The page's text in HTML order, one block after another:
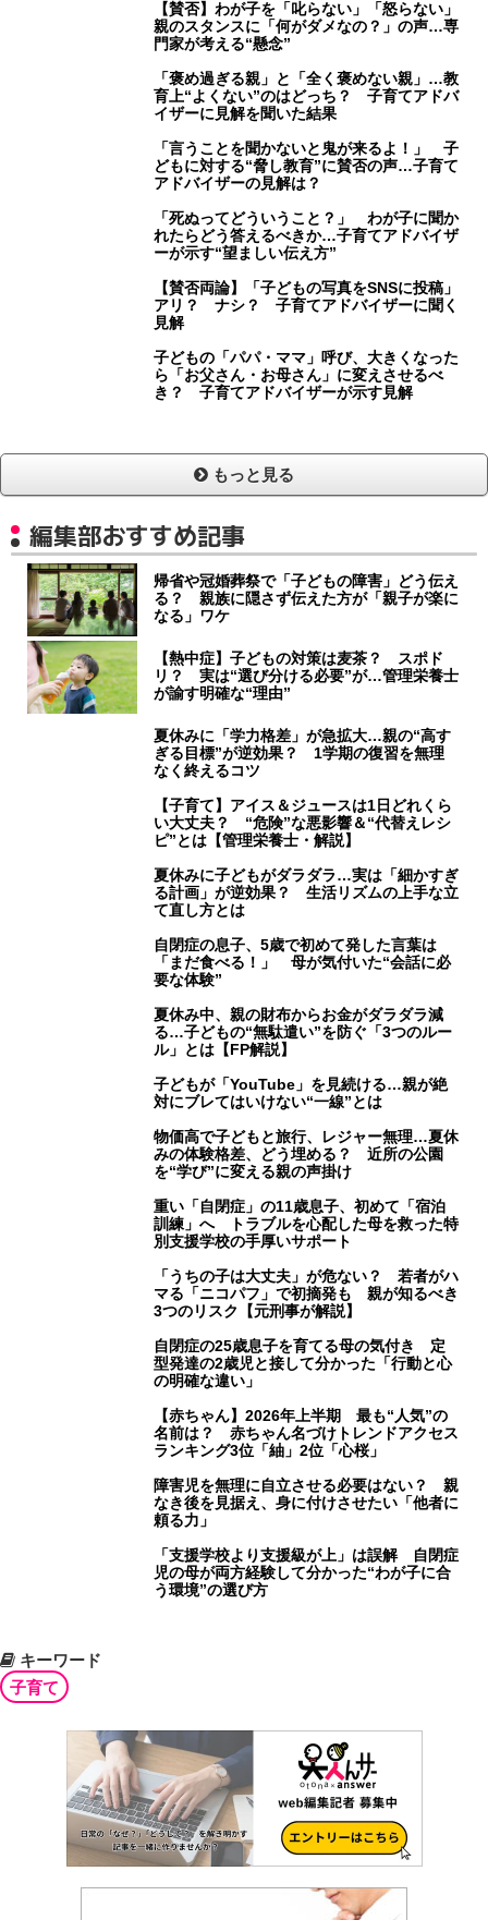
【賛否】わが子を「叱らない」「怒らない」
親のスタンスに「何がダメなの？」の声…専
門家が考える“懸念”
「褒め過ぎる親」と「全く褒めない親」…教
育上“よくない”のはどっち？ 子育てアドバ
イザーに見解を聞いた結果
「言うことを聞かないと鬼が来るよ！」 子
どもに対する“脅し教育”に賛否の声…子育て
アドバイザーの見解は？
「死ぬってどういうこと？」 わが子に聞か
れたらどう答えるべきか…子育てアドバイザ
ーが示す“望ましい伝え方”
【賛否両論】「子どもの写真をSNSに投稿」
アリ？ ナシ？ 子育てアドバイザーに聞く
見解
子どもの「パパ・ママ」呼び、大きくなった
ら「お父さん・お母さん」に変えさせるべ
き？ 子育てアドバイザーが示す見解
もっと見る
編集部おすすめ記事
帰省や冠婚葬祭で「子どもの障害」どう伝え
る？ 親族に隠さず伝えた方が「親子が楽に
なる」ワケ
【熱中症】子どもの対策は麦茶？ スポド
リ？ 実は“選び分ける必要”が…管理栄養士
が諭す明確な“理由”
夏休みに「学力格差」が急拡大…親の“高す
ぎる目標”が逆効果？ 1学期の復習を無理
なく終えるコツ
【子育て】アイス＆ジュースは1日どれくら
い大丈夫？ “危険”な悪影響＆“代替えレシ
ピ”とは【管理栄養士・解説】
夏休みに子どもがダラダラ…実は「細かすぎ
る計画」が逆効果？ 生活リズムの上手な立
て直し方とは
自閉症の息子、5歳で初めて発した言葉は
「まだ食べる！」 母が気付いた“会話に必
要な体験”
夏休み中、親の財布からお金がダラダラ減
る…子どもの“無駄遣い”を防ぐ「3つのルー
ル」とは【FP解説】
子どもが「YouTube」を見続ける…親が絶
対にブレてはいけない“一線”とは
物価高で子どもと旅行、レジャー無理…夏休
みの体験格差、どう埋める？ 近所の公園
を“学び”に変える親の声掛け
重い「自閉症」の11歳息子、初めて「宿泊
訓練」へ トラブルを心配した母を救った特
別支援学校の手厚いサポート
「うちの子は大丈夫」が危ない？ 若者がハ
マる「ニコパフ」で初摘発も 親が知るべき
3つのリスク【元刑事が解説】
自閉症の25歳息子を育てる母の気付き 定
型発達の2歳児と接して分かった「行動と心
の明確な違い」
【赤ちゃん】2026年上半期 最も“人気”の
名前は？ 赤ちゃん名づけトレンドアクセス
ランキング3位「紬」2位「心桜」
障害児を無理に自立させる必要はない？ 親
なき後を見据え、身に付けさせたい「他者に
頼る力」
「支援学校より支援級が上」は誤解 自閉症
児の母が両方経験して分かった“わが子に合
う環境”の選び方
キーワード
子育て